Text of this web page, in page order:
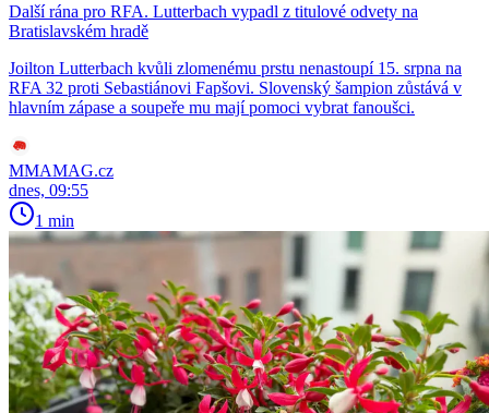
Další rána pro RFA. Lutterbach vypadl z titulové odvety na
Bratislavském hradě
Joilton Lutterbach kvůli zlomenému prstu nenastoupí 15. srpna na
RFA 32 proti Sebastiánovi Fapšovi. Slovenský šampion zůstává v
hlavním zápase a soupeře mu mají pomoci vybrat fanoušci.
MMAMAG.cz
dnes, 09:55
1 min